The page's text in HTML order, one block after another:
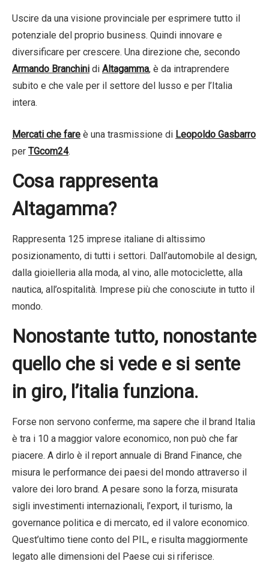
Uscire da una visione provinciale per esprimere tutto il
potenziale del proprio business. Quindi innovare e
diversificare per crescere. Una direzione che, secondo
Armando Branchini di Altagamma, è da intraprendere
subito e che vale per il settore del lusso e per l’Italia
intera.
Mercati che fare è una trasmissione di Leopoldo Gasbarro
per TGcom24.
Cosa rappresenta
Altagamma?
Rappresenta 125 imprese italiane di altissimo
posizionamento, di tutti i settori. Dall’automobile al design,
dalla gioielleria alla moda, al vino, alle motociclette, alla
nautica, all’ospitalità. Imprese più che conosciute in tutto il
mondo.
Nonostante tutto, nonostante
quello che si vede e si sente
in giro, l’italia funziona.
Forse non servono conferme, ma sapere che il brand Italia
è tra i 10 a maggior valore economico, non può che far
piacere. A dirlo è il report annuale di Brand Finance, che
misura le performance dei paesi del mondo attraverso il
valore dei loro brand. A pesare sono la forza, misurata
sigli investimenti internazionali, l’export, il turismo, la
governance politica e di mercato, ed il valore economico.
Quest’ultimo tiene conto del PIL, e risulta maggiormente
legato alle dimensioni del Paese cui si riferisce.